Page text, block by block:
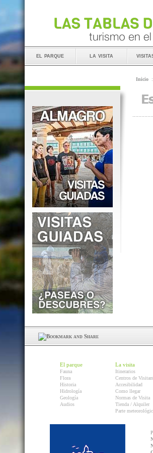
el parque la visita
Inicio
El parque
Fauna
Flora
Historia
Hidrología
Geología
Audios
La visita
Itinerarios
Centros de
Accesibilidad
Como llegar
Normas de Visita
Tienda / Alquiler
Parte